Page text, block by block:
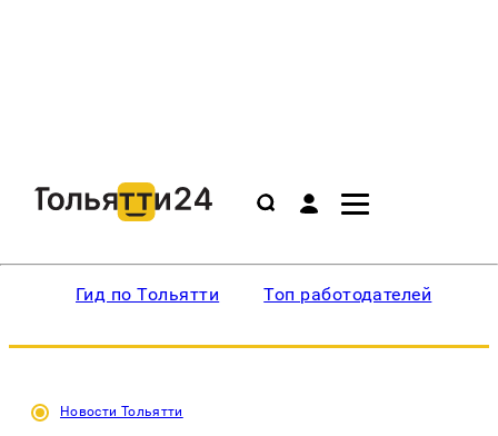
Гид по Тольятти Топ работодателей
Новости Тольятти